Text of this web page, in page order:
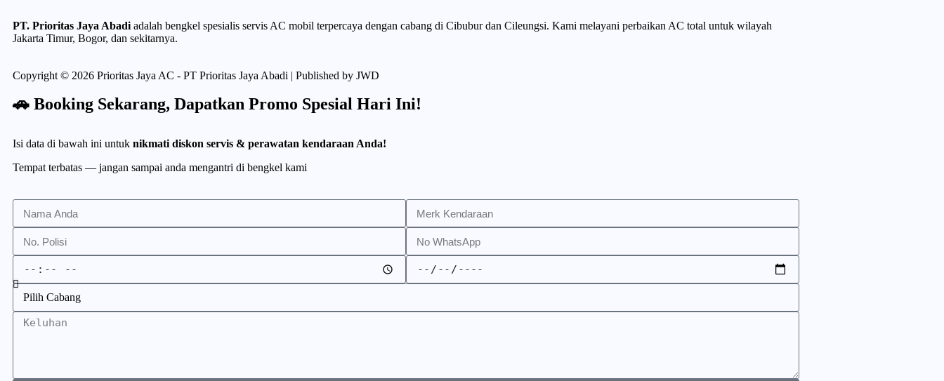
PT. Prioritas Jaya Abadi adalah bengkel spesialis servis AC mobil terpercaya dengan cabang di Cibubur dan Cileungsi. Kami melayani perbaikan AC total untuk wilayah
Jakarta Timur, Bogor, dan sekitarnya.
Copyright © 2026 Prioritas Jaya AC - PT Prioritas Jaya Abadi | Published by JWD
🚗 Booking Sekarang, Dapatkan Promo Spesial Hari Ini!
Isi data di bawah ini untuk nikmati diskon servis & perawatan kendaraan Anda!
Tempat terbatas — jangan sampai anda mengantri di bengkel kami